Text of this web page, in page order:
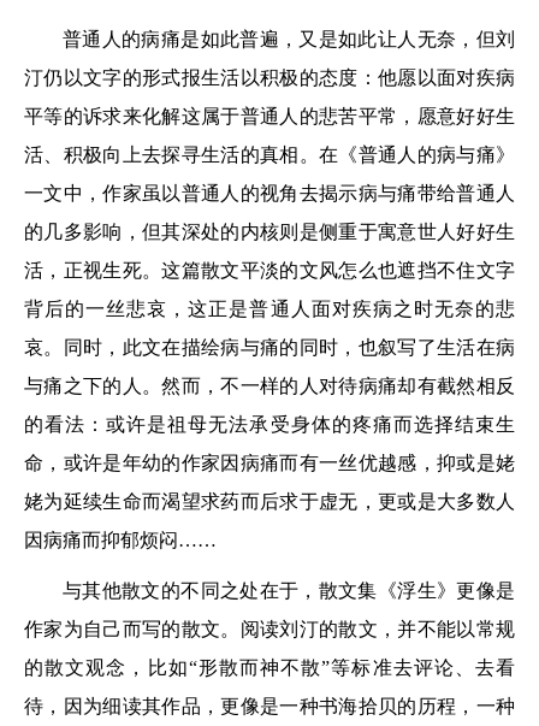
普通人的病痛是如此普遍，又是如此让人无奈，但刘
汀仍以文字的形式报生活以积极的态度：他愿以面对疾病
平等的诉求来化解这属于普通人的悲苦平常，愿意好好生
活、积极向上去探寻生活的真相。在《普通人的病与痛》
一文中，作家虽以普通人的视角去揭示病与痛带给普通人
的几多影响，但其深处的内核则是侧重于寓意世人好好生
活，正视生死。这篇散文平淡的文风怎么也遮挡不住文字
背后的一丝悲哀，这正是普通人面对疾病之时无奈的悲
哀。同时，此文在描绘病与痛的同时，也叙写了生活在病
与痛之下的人。然而，不一样的人对待病痛却有截然相反
的看法：或许是祖母无法承受身体的疼痛而选择结束生
命，或许是年幼的作家因病痛而有一丝优越感，抑或是姥
姥为延续生命而渴望求药而后求于虚无，更或是大多数人
因病痛而抑郁烦闷……
与其他散文的不同之处在于，散文集《浮生》更像是
作家为自己而写的散文。阅读刘汀的散文，并不能以常规
的散文观念，比如“形散而神不散”等标准去评论、去看
待，因为细读其作品，更像是一种书海拾贝的历程，一种